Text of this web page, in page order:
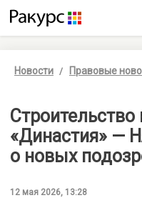
Новости Правовые
Строительство
«Династия» —
о новых
12 мая 2026, 13:28